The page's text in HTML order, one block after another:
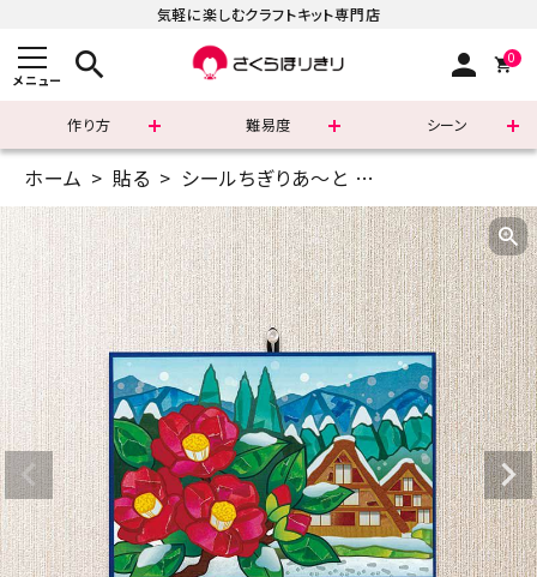
気軽に楽しむクラフトキット専門店
メニュー search person 0
作り方 難易度 シーン
まずはこちら
ショッピングガイド
よくあるご質問
すべての商品
新着商品
診断チャート
ジャンルで選ぶ
ホーム 貼る シールちぎりあ～と